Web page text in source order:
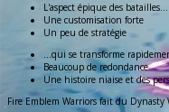
L'aspect épique des batailles...
Une customisation forte
Un peu de stratégie
...qui se transforme
Beaucoup de redondance
Une histoire niaise et des
Fire Emblem Warriors fait du Dynasty